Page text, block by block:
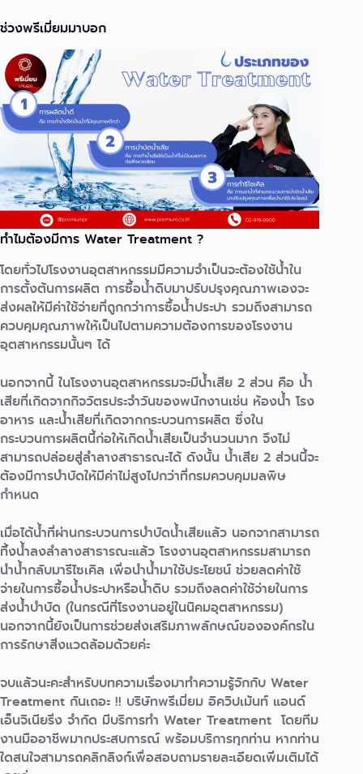
ช่วงพรีเมี่ยมมาบอก
ทำไมต้องมีการ Water Treatment ?
โดยทั่วไปโรงงานอุตสาหกรรมมีความจำเป็นจะต้องใช้น้ำใน
การตั้งต้นการผลิต การซื้อน้ำดิบมาปรับปรุงคุณภาพเองจะ
ส่งผลให้มีค่าใช้จ่ายที่ถูกกว่าการซื้อน้ำประปา รวมถึงสามารถ
ควบคุมคุณภาพให้เป็นไปตามความต้องการของโรงงาน
อุตสาหกรรมนั้นๆ ได้
นอกจากนี้ ในโรงงานอุตสาหกรรมจะมีน้ำเสีย 2 ส่วน คือ น้ำ
เสียที่เกิดจากกิจวัตรประจำวันของพนักงานเช่น ห้องน้ำ โรง
อาหาร และน้ำเสียที่เกิดจากกระบวนการผลิต ซึ่งใน
กระบวนการผลิตนี้ก่อให้เกิดน้ำเสียเป็นจำนวนมาก จึงไม่
สามารถปล่อยสู่ลำลางสาธารณะได้ ดังนั้น น้ำเสีย 2 ส่วนนี้จะ
ต้องมีการบำบัดให้มีค่าไม่สูงไปกว่าที่กรมควบคุมมลพิษ
กำหนด
เมื่อได้น้ำที่ผ่านกระบวนการบำบัดน้ำเสียแล้ว นอกจากสามารถ
ทิ้งน้ำลงลำลางสาธารณะแล้ว โรงงานอุตสาหกรรมสามารถ
นำน้ำกลับมารีไซเคิล เพื่อนำน้ำมาใช้ประโยชน์ ช่วยลดค่าใช้
จ่ายในการซื้อน้ำประปาหรือน้ำดิบ รวมถึงลดค่าใช้จ่ายในการ
ส่งน้ำบำบัด (ในกรณีที่โรงงานอยู่ในนิคมอุตสาหกรรม)
นอกจากนี้ยังเป็นการช่วยส่งเสริมภาพลักษณ์ขององค์กรใน
การรักษาสิ่งแวดล้อมด้วยค่ะ
จบแล้วนะคะสำหรับบทความเรื่องมาทำความรู้จักกับ Water
Treatment กันเถอะ !! บริษัทพรีเมี่ยม อิควิปเม้นท์ แอนด์
เอ็นจิเนียริ่ง จำกัด มีบริการทำ Water Treatment โดยทีม
งานมืออาชีพมากประสบการณ์ พร้อมบริการทุกท่าน หากท่าน
ใดสนใจสามารถคลิกลิงก์เพื่อสอบถามรายละเอียดเพิ่มเติมได้